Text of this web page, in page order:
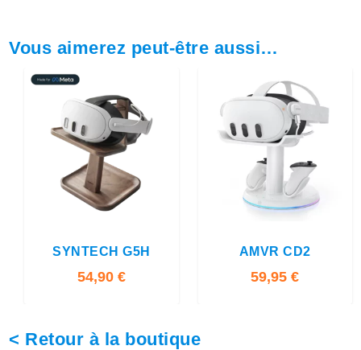
Vous aimerez peut-être aussi…
4.00
SYNTECH G5H
54,90 €
4.00
AMVR CD2
59,95€
< Retour à la boutique